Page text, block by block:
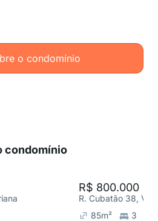
o condomínio
condomínio
R$ 800.000
R. Cubatão 38,
85m²
3